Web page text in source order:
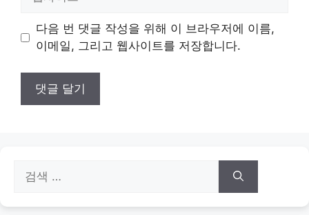
트
다음 번 댓글 작성을 위해 이 브라우저에 이름,
이메일, 그리고 웹사이트를 저장합니다.
색: